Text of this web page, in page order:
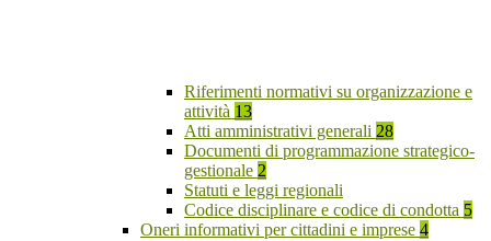
Riferimenti normativi su organizzazione e
attività 13
Atti amministrativi generali 28
Documenti di programmazione strategico-
gestionale 2
Statuti e leggi regionali
Codice disciplinare e codice di condotta 5
Oneri informativi per cittadini e imprese 4